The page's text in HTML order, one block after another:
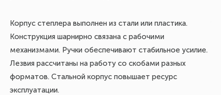
Корпус степлера выполнен из стали или пластика.
Конструкция шарнирно связана с рабочими
механизмами. Ручки обеспечивают стабильное усилие.
Лезвия рассчитаны на работу со скобами разных
форматов. Стальной корпус повышает ресурс
эксплуатации.